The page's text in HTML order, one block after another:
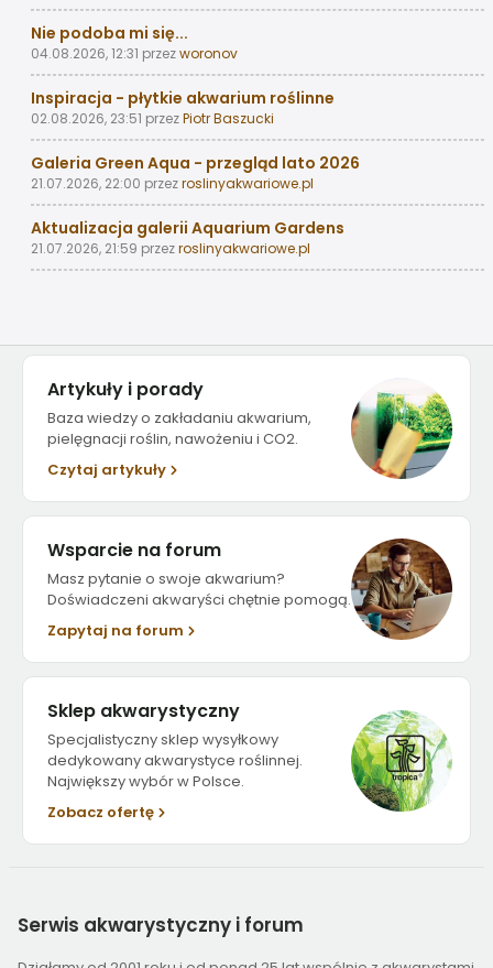
Nie podoba mi się...
04.08.2026, 12:31 przezworonov
Inspiracja - płytkie akwarium roślinne
02.08.2026, 23:51 przezPiotr Baszucki
Galeria Green Aqua - przegląd lato 2026
21.07.2026, 22:00 przezroslinyakwariowe.pl
Aktualizacja galerii Aquarium Gardens
21.07.2026, 21:59 przezroslinyakwariowe.pl
Artykuły i porady
Baza wiedzy o zakładaniu akwarium,
pielęgnacji roślin, nawożeniu i CO2.
Czytaj artykuły
Wsparcie na forum
Masz pytanie o swoje akwarium?
Doświadczeni akwaryści chętnie pomogą.
Zapytaj na forum
Sklep akwarystyczny
Specjalistyczny sklep wysyłkowy
dedykowany akwarystyce roślinnej.
Największy wybór w Polsce.
Zobacz ofertę
Serwis akwarystyczny i forum